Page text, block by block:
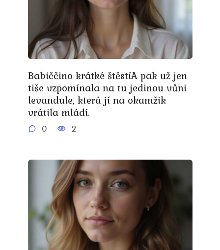
Babiččino krátké štěstíA pak už jen
tiše vzpomínala na tu jedinou vůni
levandule, která jí na okamžik
vrátila mládí.
0 2